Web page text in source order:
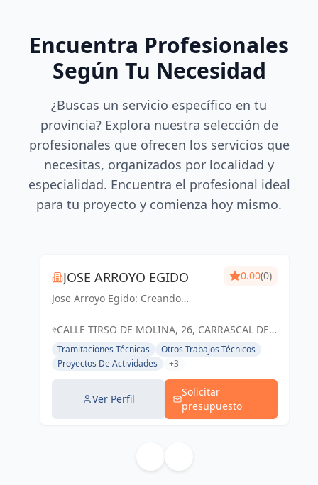
Encuentra Profesionales
Según Tu Necesidad
¿Buscas un servicio específico en tu
provincia? Explora nuestra selección de
profesionales que ofrecen los servicios que
necesitas, organizados por localidad y
especialidad. Encuentra el profesional ideal
para tu proyecto y comienza hoy mismo.
JOSE ARROYO EGIDO
Jose Arroyo Egido: Creando
funcionales que transforman
0.00(0)
CALLE TIRSO DE MOLINA, 26, CARRASCAL DE
BARREGAS, SALAMANCA, ESPAÑA, España
Tramitaciones Técnicas
Otros Trabajos Técnicos
Proyectos De Actividades
+3
Ver Perfil
Solicitar
presupuesto